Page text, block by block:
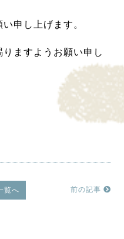
申し上げます。
ますようお願い申し
覧へ 前の記事